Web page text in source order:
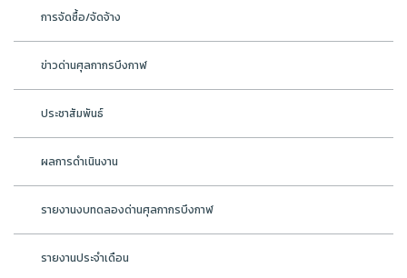
การจัดซื้อ/จัดจ้าง
ข่าวด่านศุลกากรบึงกาฬ
ประชาสัมพันธ์
ผลการดำเนินงาน
รายงานงบทดลองด่านศุลกากรบึงกาฬ
รายงานประจำเดือน